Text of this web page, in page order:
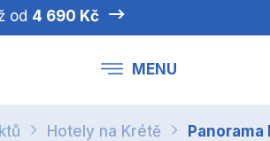
od 4 690 Kč
MENU
Hotely na Krétě